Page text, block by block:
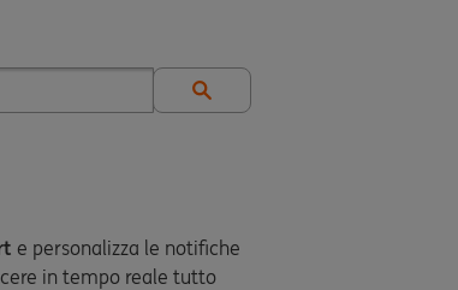
e personalizza le notifiche
in tempo reale tutto